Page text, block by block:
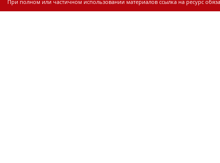
При полном или частичном использовании материалов ссылка на ресурс